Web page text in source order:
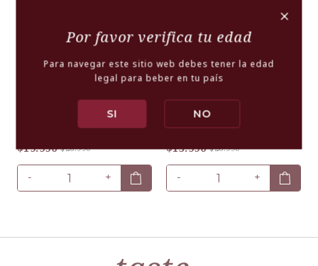
Tintomare, Syrah
Premium valle de
$19.990 $26.990
+
-
Tintomare, Vaguada
Syrah Premium valle
de Leyda
TINTOMARE
$15.990 $28.990
+
-
+
Por favor verifica tu edad
Para navegar este sitio web debes tener la edad
legal para beber en tu país
SI NO